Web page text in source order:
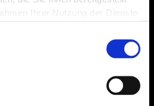
Ihrer Nutzung der Dienste
-
-
m